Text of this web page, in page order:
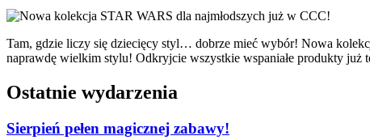
Tam, gdzie liczy się dziecięcy styl… dobrze mieć wybór! Nowa
naprawdę wielkim stylu! Odkryjcie wszystkie wspaniałe produkty już
Ostatnie wydarzenia
Sierpień pełen magicznej zabawy!